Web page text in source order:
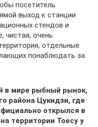
посетитель
выход к станции
стендов и
чистая, очень
отдельные
понаблюдать за
в мире рыбный рынок,
района Цукидзи, где
открылся в
территории Тоесу у